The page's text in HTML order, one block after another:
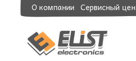
О компании Сервисный